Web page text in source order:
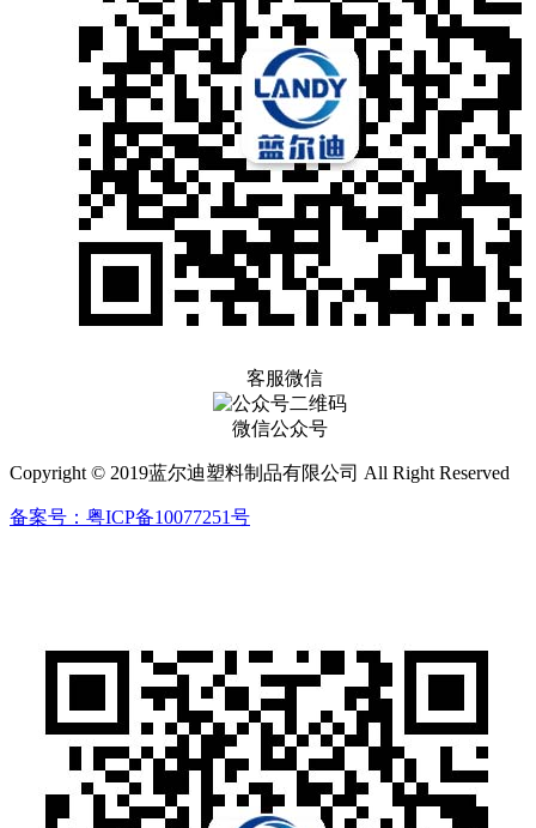
客服微信
微信公众号
Copyright © 2019蓝尔迪塑料制品有限公司 All Right Reserved
备案号：粤ICP备10077251号